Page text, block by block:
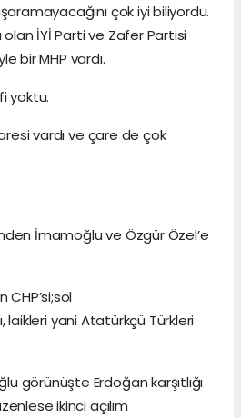
çok iyi biliyordu.
olan İYİ Parti ve Zafer Partisi
bir MHP vardı.
yoktu.
vardı ve çare de çok
İmamoğlu ve Özgür Özel’e
laikleri yani Atatürkçü Türkleri
görünüşte Erdoğan karşıtlığı
ikinci açılım